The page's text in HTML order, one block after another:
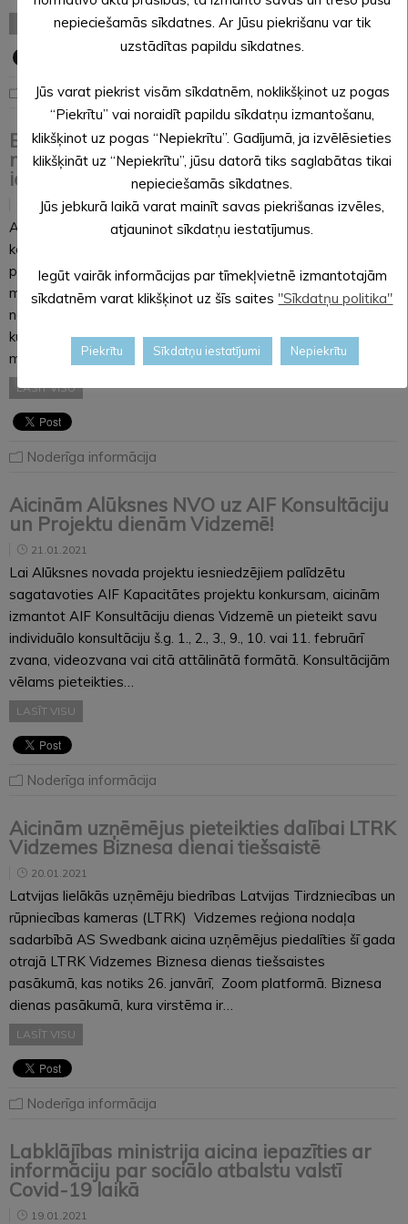
LASĪT VISU
Noderīga informācija
Būs jauni saistošie noteikumi par
maznodrošinātās mājsaimniecības
ienākumu sliekšņa noteikšanu
21.01.2021
Alūksnes novada domes Sociālās, izglītības un kultūras
komitejas un Finanšu komitejas sēdē janvārī tika izskatīts
pašvaldības jauno saistošo noteikumu projekts “Par
maznodrošinātas mājsaimniecības ienākumu sliekšņa
noteikšanu Alūksnes novadā”. Tie noteiks ienākumu slieksni,
kuru nepārsniedzot, mājsaimniecība tiek atzīta par
maznodrošinātu Alūksnes…
LASĪT VISU
Noderīga informācija
Aicinām Alūksnes NVO uz AIF Konsultāciju
un Projektu dienām Vidzemē!
21.01.2021
Lai Alūksnes novada projektu iesniedzējiem palīdzētu
sagatavoties AIF Kapacitātes projektu konkursam, aicinām
izmantot AIF Konsultāciju dienas Vidzemē un pieteikt savu
individuālo konsultāciju š.g. 1., 2., 3., 9., 10. vai 11. februārī
zvana, videozvana vai citā attālinātā formātā. Konsultācijām
vēlams pieteikties…
LASĪT VISU
Noderīga informācija
Aicinām uzņēmējus pieteikties dalībai LTRK
Vidzemes Biznesa dienai tiešsaistē
20.01.2021
Latvijas lielākās uzņēmēju biedrības Latvijas Tirdzniecības un
rūpniecības kameras (LTRK) Vidzemes reģiona nodaļa
sadarbībā AS Swedbank aicina uzņēmējus piedalīties šī gada
otrajā LTRK Vidzemes Biznesa dienas tiešsaistes
pasākumā, kas notiks 26. janvārī, Zoom platformā. Biznesa
dienas pasākumā, kura virstēma ir…
LASĪT VISU
Noderīga informācija
Labklājības ministrija aicina iepazīties ar
informāciju par sociālo atbalstu valstī
Covid-19 laikā
19.01.2021
nepieciešamās sīkdatnes. Ar Jūsu piekrišanu var tik
uzstādītas papildu sīkdatnes.
Jūs varat piekrist visām sīkdatnēm, noklikšķinot uz pogas
“Piekrītu” vai noraidīt papildu sīkdatņu izmantošanu,
klikšķinot uz pogas “Nepiekrītu”. Gadījumā, ja izvēlēsieties
klikšķināt uz “Nepiekrītu”, jūsu datorā tiks saglabātas tikai
nepieciešamās sīkdatnes.
Jūs jebkurā laikā varat mainīt savas piekrišanas izvēles,
atjauninot sīkdatņu iestatījumus.
Iegūt vairāk informācijas par tīmekļvietnē izmantotajām
sīkdatnēm varat klikšķinot uz šīs saites "Sīkdatņu politika"
Piekrītu Sīkdatņu iestatījumi Nepiekrītu